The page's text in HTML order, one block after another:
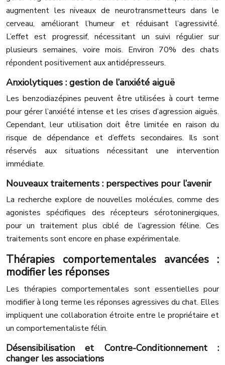
augmentent les niveaux de neurotransmetteurs dans le
cerveau, améliorant l’humeur et réduisant l’agressivité.
L’effet est progressif, nécessitant un suivi régulier sur
plusieurs semaines, voire mois. Environ 70% des chats
répondent positivement aux antidépresseurs.
Anxiolytiques : gestion de l’anxiété aiguë
Les benzodiazépines peuvent être utilisées à court terme
pour gérer l’anxiété intense et les crises d’agression aiguës.
Cependant, leur utilisation doit être limitée en raison du
risque de dépendance et d’effets secondaires. Ils sont
réservés aux situations nécessitant une intervention
immédiate.
Nouveaux traitements : perspectives pour l’avenir
La recherche explore de nouvelles molécules, comme des
agonistes spécifiques des récepteurs sérotoninergiques,
pour un traitement plus ciblé de l’agression féline. Ces
traitements sont encore en phase expérimentale.
Thérapies comportementales avancées :
modifier les réponses
Les thérapies comportementales sont essentielles pour
modifier à long terme les réponses agressives du chat. Elles
impliquent une collaboration étroite entre le propriétaire et
un comportementaliste félin.
Désensibilisation et Contre-Conditionnement :
changer les associations